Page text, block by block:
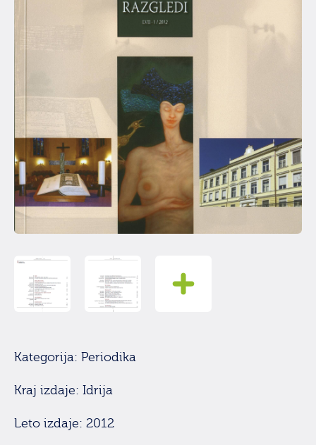
Kategorija: Periodika
Kraj izdaje: Idrija
Leto izdaje: 2012